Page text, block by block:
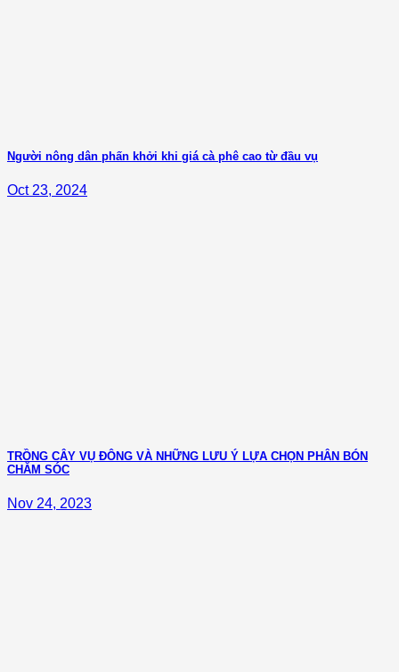
Người nông dân phấn khởi khi giá cà phê cao từ đầu vụ
Oct 23, 2024
TRỒNG CÂY VỤ ĐÔNG VÀ NHỮNG LƯU Ý LỰA CHỌN PHÂN BÓN
CHĂM SÓC
Nov 24, 2023